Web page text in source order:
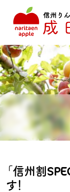
「信州割
す！